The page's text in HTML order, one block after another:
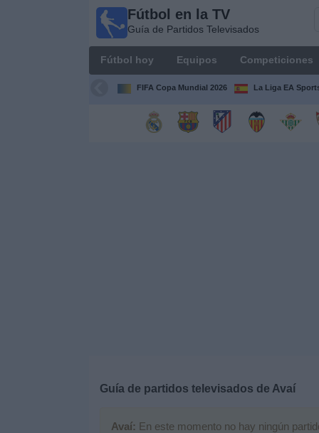
Fútbol en la TV
Guía de Partidos Televisados
Fútbol hoy Equipos Competiciones
FIFA Copa Mundial 2026 La Liga EA
Guía de partidos televisados de Avaí
Avaí: En este momento no hay ningún